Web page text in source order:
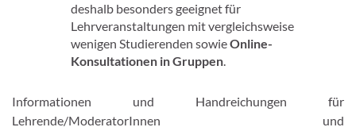
deshalb besonders geeignet für
Lehrveranstaltungen mit vergleichsweise
wenigen Studierenden sowieOnline-
Konsultationen in Gruppen.
Informationen und Handreichungen für
Lehrende/ModeratorInnen und